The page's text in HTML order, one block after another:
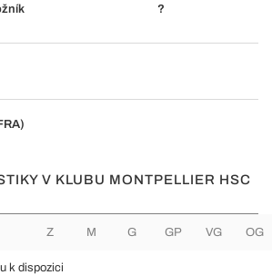
?
V KLUBU MONTPELLIER HSC
Z M G GP VG OG
k dispozici